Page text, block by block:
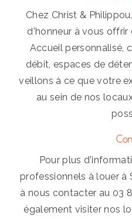
Chez Christ &
d'honneur à vous offrir
Accueil personnalisé,
débit, espaces de
veillons à ce que votre
au sein de nos
Pour plus
professionnels à louer à
à nous contacter au 03
également visiter nos